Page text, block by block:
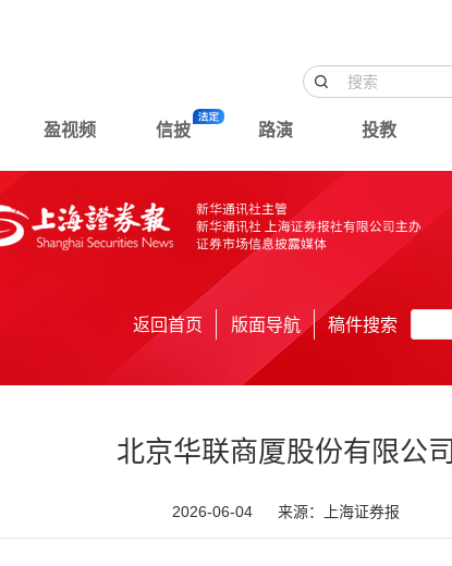
盈视频 信披 路演 投教
返回首页 版面导航 稿件搜索
北京华联商厦股份有限公司
2026-06-04 来源：上海证券报